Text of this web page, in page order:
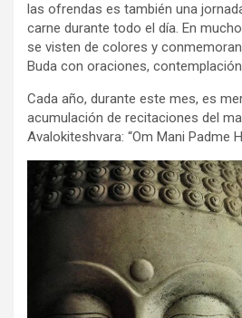
las ofrendas es también una
carne durante todo el día. En
se visten de colores y
Buda con oraciones,
Cada año, durante este mes, es
acumulación de recitaciones del
Avalokiteshvara: “Om Mani Padme